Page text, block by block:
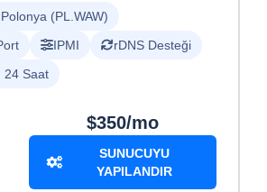
(PL.WAW)
IPMI
rDNS Desteği
24 Saat
$350/mo
SUNUCUYU
YAPILANDIR